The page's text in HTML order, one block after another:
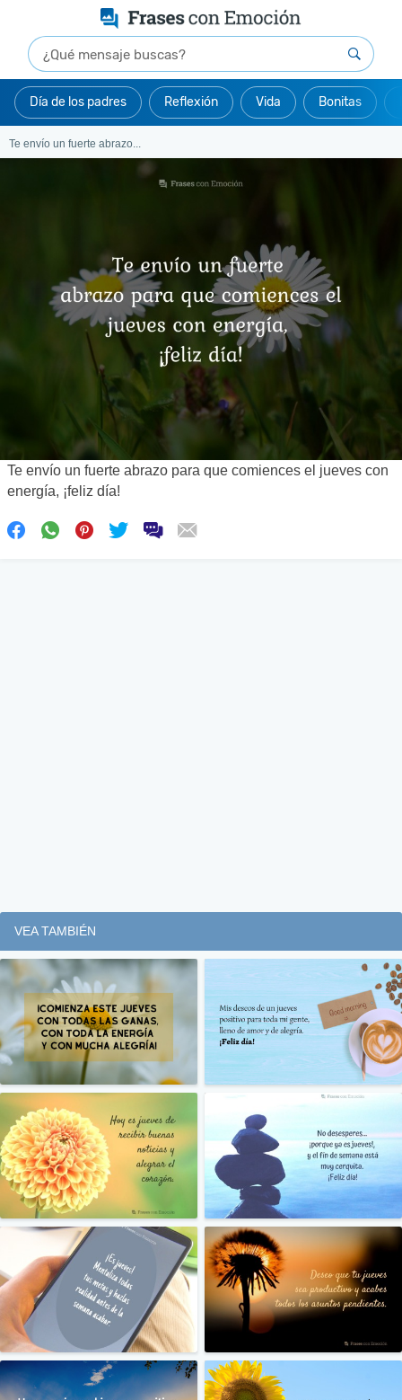
Día de los padres Reflexión Vida Bonitas
Te envío un fuerte abrazo...
Te envío un fuerte abrazo para que comiences el jueves con
energía, ¡feliz día!
VEA TAMBIÉN